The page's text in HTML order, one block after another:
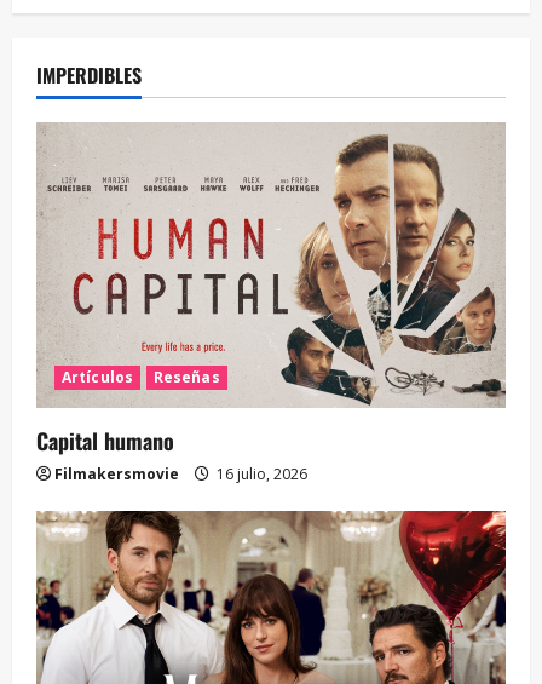
IMPERDIBLES
Artículos Reseñas
Capital humano
Filmakersmovie 16 julio, 2026